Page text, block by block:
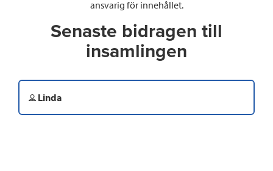
ansvarig för innehållet.
Senaste bidragen till
insamlingen
Linda